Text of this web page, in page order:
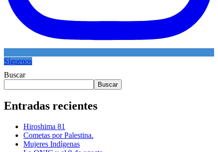
Síguenos
Buscar
Buscar
Entradas recientes
Hiroshima 81
Cometas por Palestina.
Mujeres Indígenas